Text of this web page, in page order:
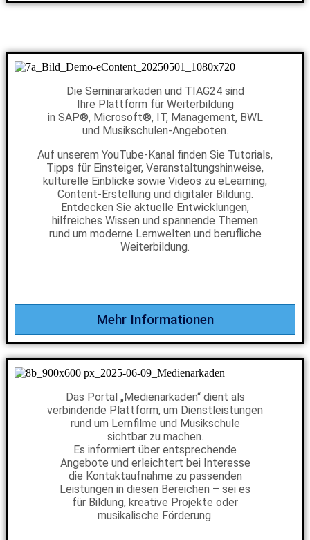
Die Seminararkaden und TIAG24 sind
Ihre Plattform für Weiterbildung
in SAP®, Microsoft®, IT, Management, BWL
und Musikschulen-Angeboten.
Auf unserem YouTube-Kanal finden Sie Tutorials,
Tipps für Einsteiger, Veranstaltungshinweise,
kulturelle Einblicke sowie Videos zu eLearning,
Content-Erstellung und digitaler Bildung.
Entdecken Sie aktuelle Entwicklungen,
hilfreiches Wissen und spannende Themen
rund um moderne Lernwelten und berufliche
Weiterbildung.
Mehr Informationen
Das Portal „Medienarkaden“ dient als
verbindende Plattform, um Dienstleistungen
rund um Lernfilme und Musikschule
sichtbar zu machen.
Es informiert über entsprechende
Angebote und erleichtert bei Interesse
die Kontaktaufnahme zu passenden
Leistungen in diesen Bereichen – sei es
für Bildung, kreative Projekte oder
musikalische Förderung.